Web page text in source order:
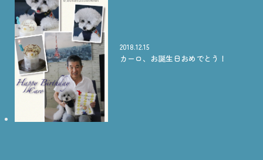
2018.12.15
カーロ、お誕生日おめでとう！